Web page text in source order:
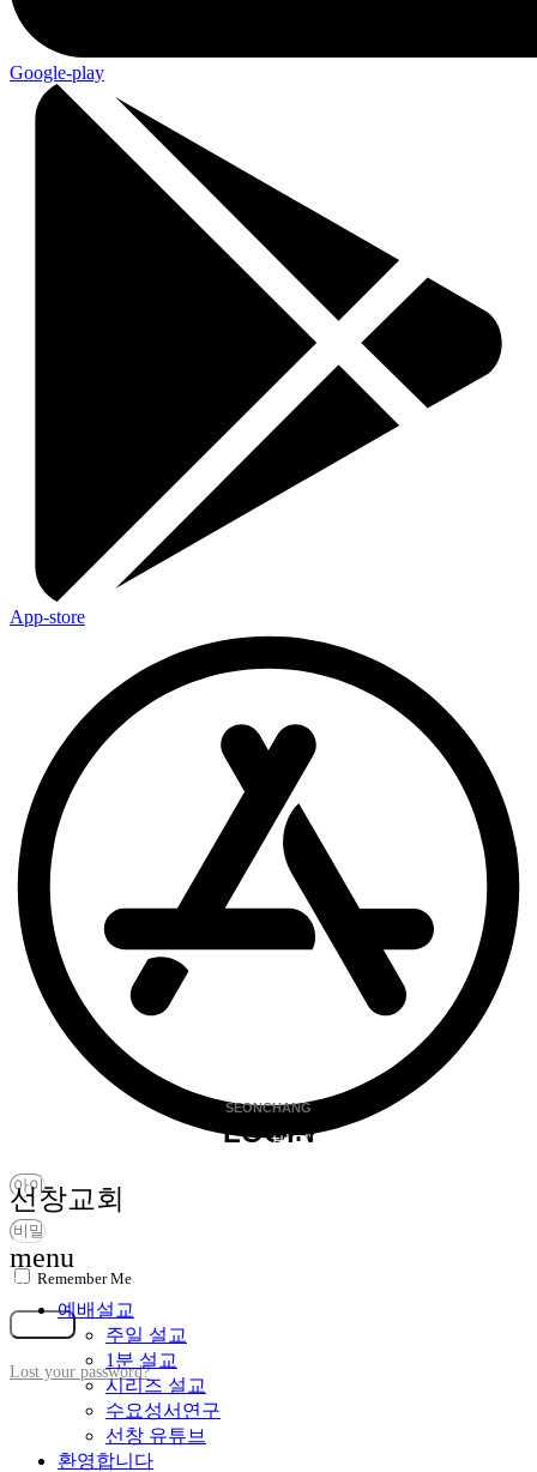
Google-play
App-store
SEONCHANG
LOGIN
Remember Me
로그인
Lost your password?
입
비밀번호찾기
선창교회
menu
예배설교
주일 설교
1분 설교
시리즈 설교
수요성서연구
선창 유튜브
환영합니다